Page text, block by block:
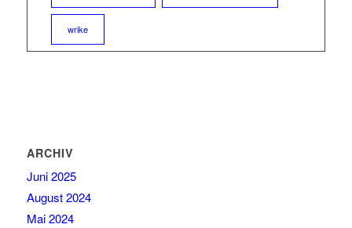
wrike
ARCHIV
Juni 2025
August 2024
Mai 2024